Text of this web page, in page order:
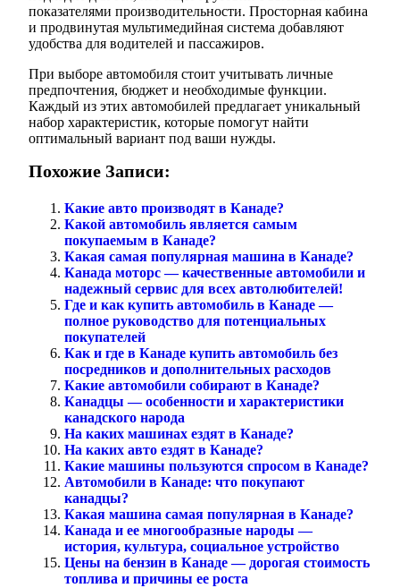
показателями производительности. Просторная кабина
и продвинутая мультимедийная система добавляют
удобства для водителей и пассажиров.
При выборе автомобиля стоит учитывать личные
предпочтения, бюджет и необходимые функции.
Каждый из этих автомобилей предлагает уникальный
набор характеристик, которые помогут найти
оптимальный вариант под ваши нужды.
Похожие Записи:
Какие авто производят в Канаде?
Какой автомобиль является самым
покупаемым в Канаде?
Какая самая популярная машина в Канаде?
Канада моторс — качественные автомобили и
надежный сервис для всех автолюбителей!
Где и как купить автомобиль в Канаде —
полное руководство для потенциальных
покупателей
Как и где в Канаде купить автомобиль без
посредников и дополнительных расходов
Какие автомобили собирают в Канаде?
Канадцы — особенности и характеристики
канадского народа
На каких машинах ездят в Канаде?
На каких авто ездят в Канаде?
Какие машины пользуются спросом в Канаде?
Автомобили в Канаде: что покупают
канадцы?
Какая машина самая популярная в Канаде?
Канада и ее многообразные народы —
история, культура, социальное устройство
Цены на бензин в Канаде — дорогая стоимость
топлива и причины ее роста